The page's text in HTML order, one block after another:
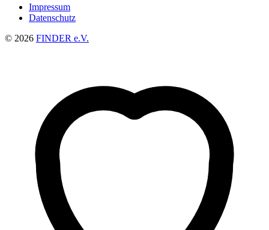
Impressum
Datenschutz
© 2026 FINDER e.V.